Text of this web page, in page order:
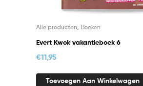
Alle producten Boeken
Evert Kwok vakantieboek 6
€11,95
Toevoegen Aan Winkelwagen